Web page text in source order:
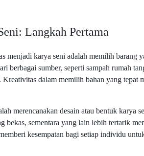
Langkah Pertama
menjadi karya seni adalah memilih barang
berbagai sumber, seperti sampah rumah
dalam memilih bahan yang tepat
merencanakan desain atau bentuk karya
bekas, sementara yang lain lebih tertarik
kesempatan bagi setiap individu